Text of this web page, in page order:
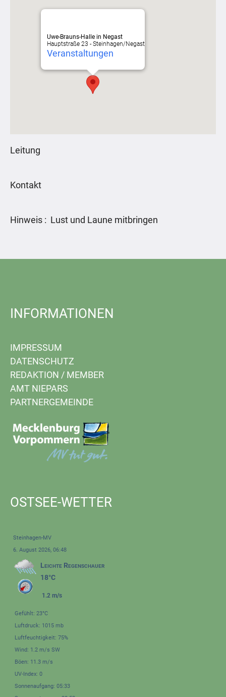
Uwe-Brauns-Halle in Negast
Hauptstraße 23 - Steinhagen/Negast
Veranstaltungen
Leitung
Kontakt
Hinweis : Lust und Laune mitbringen
INFORMATIONEN
IMPRESSUM
DATENSCHUTZ
REDAKTION / MEMBER
AMT NIEPARS
PARTNERGEMEINDE
OSTSEE-WETTER
Steinhagen-MV
6. August 2026, 06:48
Leichte Regenschauer
18°C
1.2 m/s
Gefühlt: 23°C
Luftdruck: 1015 mb
Luftfeuchtigkeit: 75%
Wind: 1.2 m/s SW
Böen: 11.3 m/s
UV-Index: 0
Sonnenaufgang: 05:33